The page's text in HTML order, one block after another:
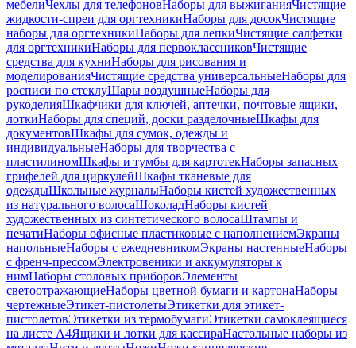
мебелиЧехлы для телефоновНаборы для выжиганияЧистящие
жидкости-спреи для оргтехникиНаборы для досокЧистящие
наборы для оргтехникиНаборы для лепкиЧистящие салфетки
для оргтехникиНаборы для первоклассниковЧистящие
средства для кухниНаборы для рисования и
моделированияЧистящие средства универсальныеНаборы для
росписи по стеклуШары воздушныеНаборы для
рукоделияШкафчики для ключей, аптечки, почтовые ящики,
лоткиНаборы для специй, доски разделочныеШкафы для
документовШкафы для сумок, одежды и
индивидуальныеНаборы для творчества с
пластилиномШкафы и тумбы для картотекНаборы запасных
грифелей для циркулейШкафы тканевые для
одеждыШкольные журналыНаборы кистей художественных
из натурального волосаШоколадНаборы кистей
художественных из синтетического волосаШтампы и
печатиНаборы офисные пластиковые с наполнениемЭкраны
напольныеНаборы с ежедневникомЭкраны настенныеНаборы
с френч-прессомЭлектровеники и аккумуляторы к
нимНаборы столовых приборовЭлементы
светоотражающиеНаборы цветной бумаги и картонаНаборы
чертежныеЭтикет-пистолетыЭтикетки для этикет-
пистолетовЭтикетки из термобумагиЭтикетки самоклеящиеся
на листе А4Ящики и лотки для кассираНастольные наборы из